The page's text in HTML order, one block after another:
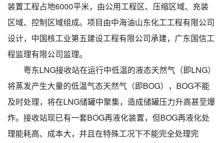
装置工程占地6000平米，由公用工程区、压缩区域、充装
区域、控制区域组成。项目由中海油山东化工工程有限公司
设计，中国核工业第五建设工程有限公司承建，广东国信工
程监理有限公司监理。
粤东LNG接收站在运行中低温的液态天然气（即LNG）
将蒸发产生大量的低温气态天然气（即BOG），BOG不能
及时处理，将在LNG储罐中聚集，造成储罐压力升高甚至爆
炸。接收站现已有一套BOG再液化装置，但BOG再液化处
理能耗高、成本大，并且在特殊工况下不能完全处理完